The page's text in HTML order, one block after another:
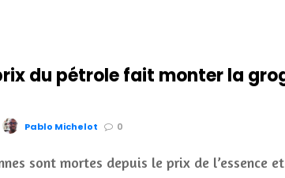
du pétrole fait monter la
Pablo Michelot 0
sont mortes depuis le prix de l’essence